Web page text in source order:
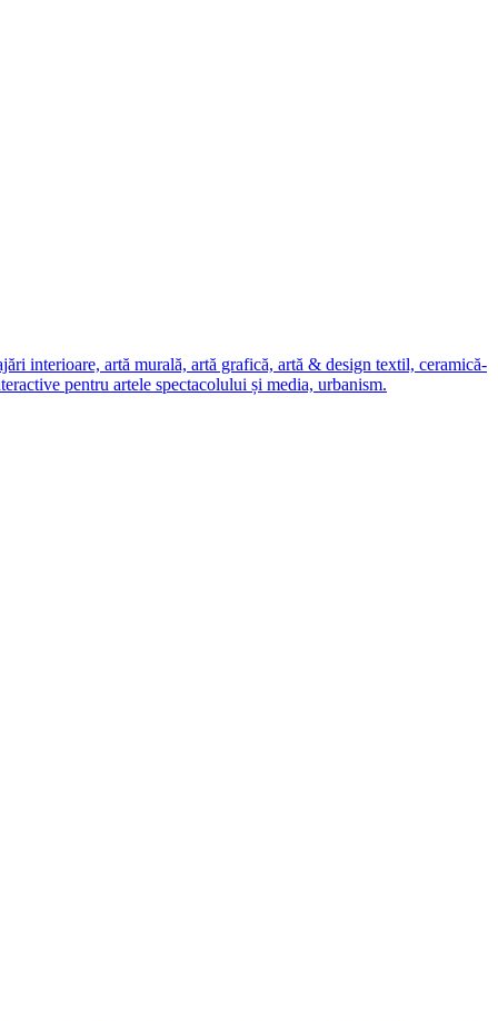
interioare, artă murală, artă grafică, artă & design textil, ceramică-
pentru artele spectacolului și media, urbanism.